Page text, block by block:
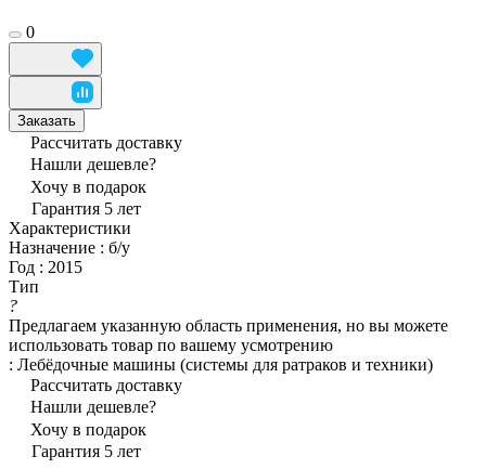
0
Заказать
Рассчитать доставку
Нашли дешевле?
Хочу в подарок
Гарантия 5 лет
Характеристики
Назначение : б/у
Год : 2015
Тип
?
Предлагаем указанную область применения, но вы можете
использовать товар по вашему усмотрению
: Лебёдочные машины (системы для ратраков и техники)
Рассчитать доставку
Нашли дешевле?
Хочу в подарок
Гарантия 5 лет